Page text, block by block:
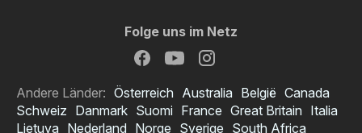
Folge uns im Netz
Andere Länder: Österreich Australia België Canada
Schweiz Danmark Suomi France Great Britain Italia
Lietuva Nederland Norge Sverige South Africa